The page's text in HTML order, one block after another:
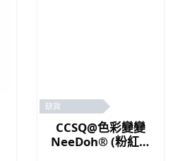
缺貨
CCSQ@色彩變變
NeeDoh® (粉紅色